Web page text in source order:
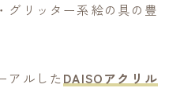
グリッター系絵の具の豊
アルした DAISOアクリル